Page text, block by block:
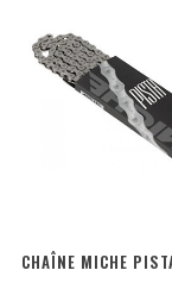
CHAÎNE MICHE